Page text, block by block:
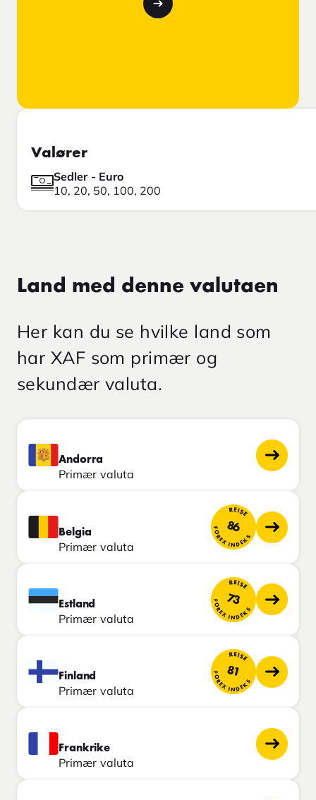
Valører
Sedler - Euro
10, 20, 50, 100, 200
Land med denne valutaen
Her kan du se hvilke land som
har XAF som primær og
sekundær valuta.
Andorra
Primær valuta
Belgia
Primær valuta
REISE
86
FOREX INDEKS
Estland
Primær valuta
REISE
73
FOREX INDEKS
Finland
Primær valuta
REISE
81
FOREX INDEKS
Frankrike
Primær valuta